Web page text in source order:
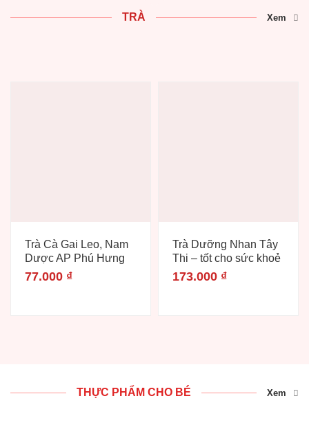
TRÀ Xem
Trà Cà Gai Leo, Nam
Dược AP Phú Hưng
77.000 ₫
Trà Dưỡng Nhan Tây
Thi – tốt cho sức khoẻ
173.000 ₫
THỰC PHẨM CHO BÉ Xem